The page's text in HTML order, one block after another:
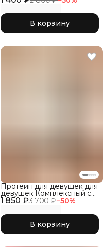
В корзину
1 850 ₽3 700 ₽−50%
Протеин для девушек для
девушек Комплексный с
Коллагеном, Фраппе
В корзину